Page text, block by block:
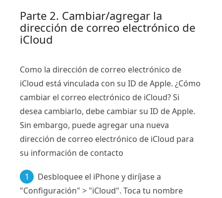
Parte 2. Cambiar/agregar la
dirección de correo electrónico de
iCloud
Como la dirección de correo electrónico de
iCloud está vinculada con su ID de Apple. ¿Cómo
cambiar el correo electrónico de iCloud? Si
desea cambiarlo, debe cambiar su ID de Apple.
Sin embargo, puede agregar una nueva
dirección de correo electrónico de iCloud para
su información de contacto
1
Desbloquee el iPhone y diríjase a
"Configuración" > "iCloud". Toca tu nombre